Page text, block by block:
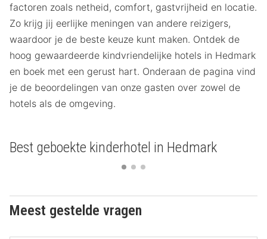
factoren zoals netheid, comfort, gastvrijheid en locatie.
Zo krijg jij eerlijke meningen van andere reizigers,
waardoor je de beste keuze kunt maken. Ontdek de
hoog gewaardeerde kindvriendelijke hotels in Hedmark
en boek met een gerust hart. Onderaan de pagina vind
je de beoordelingen van onze gasten over zowel de
hotels als de omgeving.
Best geboekte kinderhotel in Hedmark
Meest gestelde vragen